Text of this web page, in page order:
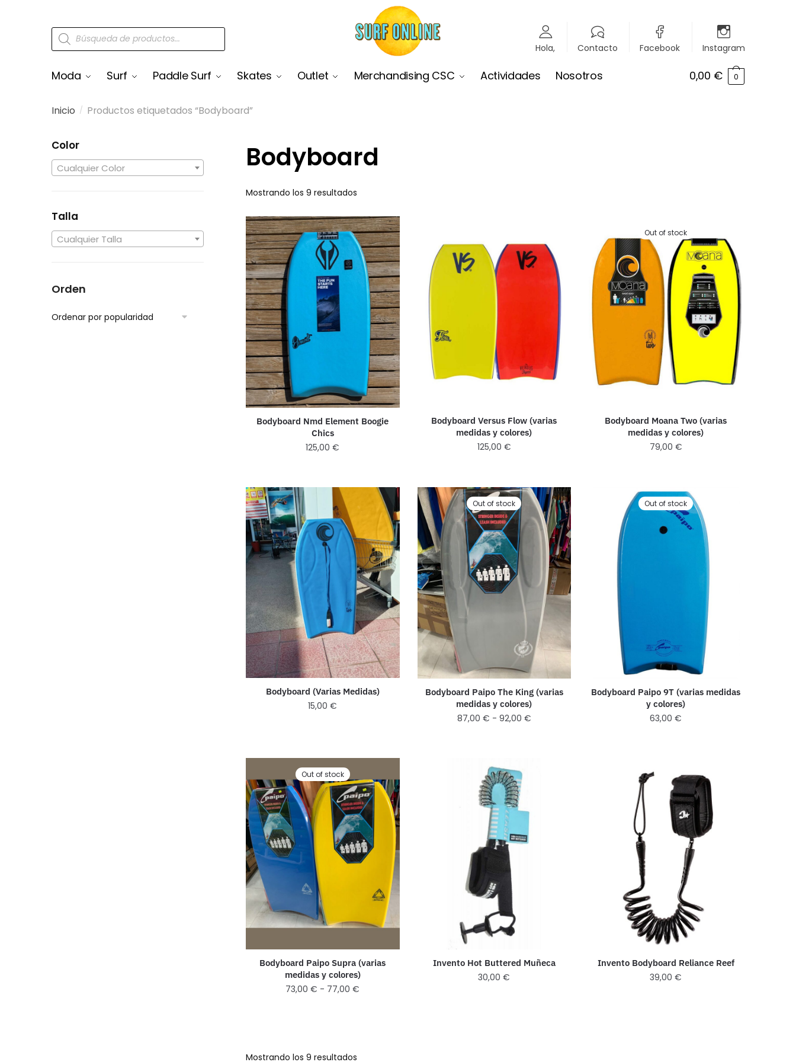
Hola, Contacto Facebook Instagram
Moda Surf Paddle Surf Skates Outlet Merchandising CSC Actividades Nosotros 0,00 € 0
Inicio / Productos etiquetados “Bodyboard”
Bodyboard
Mostrando los 9 resultados
Bodyboard Nmd Element Boogie
Chics
125,00€
Bodyboard Versus Flow (varias
medidas y colores)
125,00 €
Out of stock
Bodyboard Moana Two (varias
medidas y colores)
79,00 €
Bodyboard (Varias Medidas)
15,00€
Out of stock
Bodyboard Paipo The King (varias
medidas y colores)
87,00 € - 92,00 €
Out of stock
Bodyboard Paipo 9T (varias medidas
y colores)
63,00€
Out of stock
Bodyboard Paipo Supra (varias
medidas y colores)
73,00€ - 77,00€
Invento Hot Buttered Muñeca
30,00€
Invento Bodyboard Reliance Reef
39,00€
Mostrando los 9 resultados
Color
Cualquier Color
Talla
Cualquier Talla
Orden